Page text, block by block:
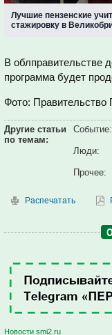
Лучшие пензенские
стажировку в
В облправительстве
программа будет
Фото: Правительство
Другие статьи
по темам:
Событие:
Люди:
Прочее:
Распечатать
Новости smi2.ru